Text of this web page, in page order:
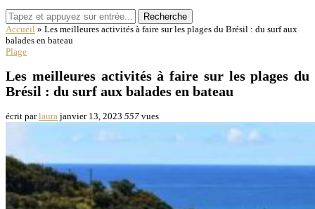
Recherche
Accueil » Les meilleures activités à faire sur les plages du Brésil : du surf aux
balades en bateau
Plage
Les meilleures activités à faire sur les plages du
Brésil : du surf aux balades en bateau
écrit parlaura janvier 13, 2023 557 vues